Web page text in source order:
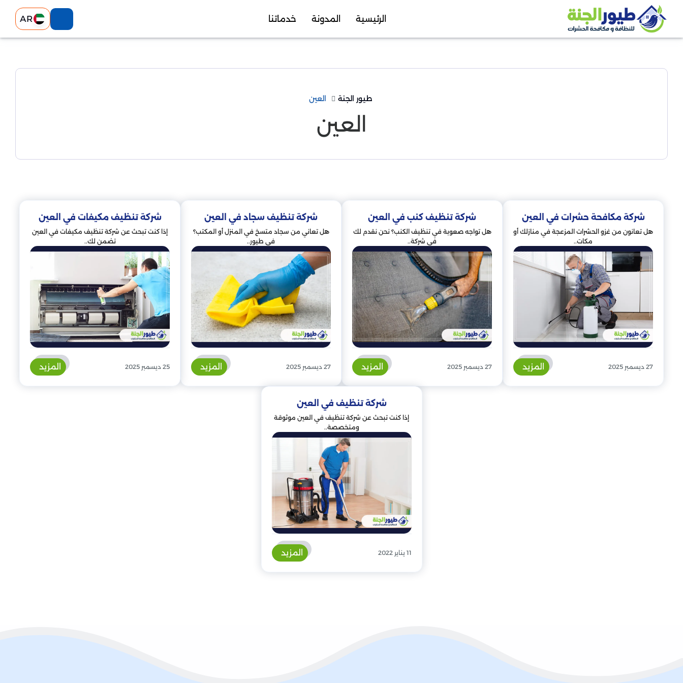
الرئيسية المدونة خدماتنا AR
طيور الجنة العين
العين
شركة مكافحة حشرات في العين
هل تعانون من غزو الحشرات المزعجة في منازلك أو
مكات..
27 ديسمبر 2025 المزيد
شركة تنظيف كنب في العين
هل تواجه صعوبة في تنظيف الكنب؟ نحن نقدم لك
في شركة..
27 ديسمبر 2025 المزيد
شركة تنظيف سجاد في العين
هل تعاني من سجاد متسخ في المنزل أو المكتب؟
في طيور..
27 ديسمبر 2025 المزيد
شركة تنظيف مكيفات في العين
إذا كنت تبحث عن شركة تنظيف مكيفات في العين
تضمن لك..
25 ديسمبر 2025 المزيد
شركة تنظيف في العين
إذا كنت تبحث عن شركة تنظيف في العين موثوقة
ومتخصصة..
11 يناير 2022 المزيد